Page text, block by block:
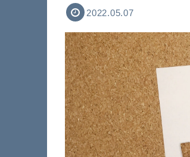
2022.05.07